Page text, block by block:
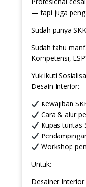
Profesional
— tapi juga
Sudah punya
Sudah tahu
Kompetensi,
Yuk ikuti
Desain Interior:
Kewajiban
Cara & alur
Kupas tuntas
Workshop
Untuk:
Desainer Interior